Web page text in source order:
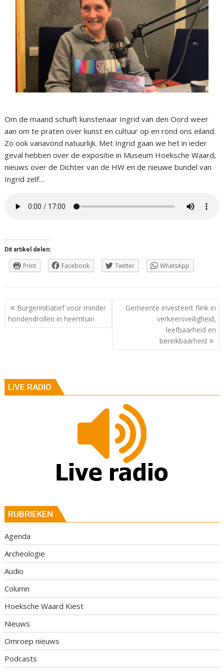
Om de maand schuift kunstenaar Ingrid van den Oord weer
aan om te praten over kunst en cultuur op en rond ons eiland.
Zo ook vanavond natuurlijk. Met Ingrid gaan we het in ieder
geval hebben over de expositie in Museum Hoeksche Waard,
nieuws over de Dichter van de HW en de nieuwe bundel van
Ingrid zelf…
Dit artikel delen:
Print Facebook Twitter WhatsApp
Berichtnavigatie
Burgerinitiatief voor minder
hondendrollen in heemtuin
Gemeente investeert flink in
verkeersveiligheid,
leefbaarheid en
bereikbaarheid
LIVE RADIO
RUBRIEKEN
Agenda
Archeologie
Audio
Column
Hoeksche Waard Kiest
Nieuws
Omroep nieuws
Podcasts